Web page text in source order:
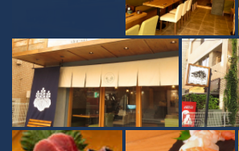
PHOTO | さかなの秀彩 柏本店
千葉県柏市柏３-3-17 サザナミビル1F
https://syusai-kashiwa.owst.jp/gallery
お店情報をコピー